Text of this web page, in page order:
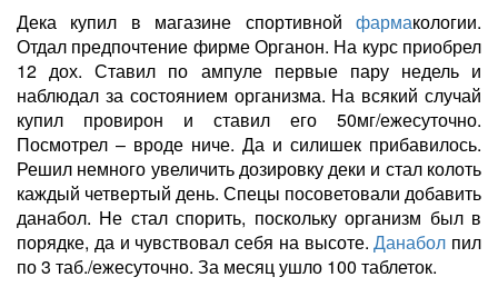
Дека купил в магазине спортивной фармакологии.
Отдал предпочтение фирме Органон. На курс приобрел
12 дох. Ставил по ампуле первые пару недель и
наблюдал за состоянием организма. На всякий случай
купил провирон и ставил его 50мг/ежесуточно.
Посмотрел – вроде ниче. Да и силишек прибавилось.
Решил немного увеличить дозировку деки и стал колоть
каждый четвертый день. Спецы посоветовали добавить
данабол. Не стал спорить, поскольку организм был в
порядке, да и чувствовал себя на высоте.Данабол пил
по 3 таб./ежесуточно. За месяц ушло 100 таблеток.